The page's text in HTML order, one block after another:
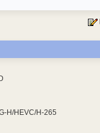
H/HEVC/H-265